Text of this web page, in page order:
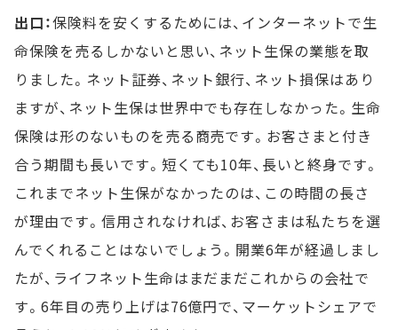
出口：保険料を安くするためには、インターネットで生
命保険を売るしかないと思い、ネット生保の業態を取
りました。ネット証券、ネット銀行、ネット損保はあり
ますが、ネット生保は世界中でも存在しなかった。生命
保険は形のないものを売る商売です。お客さまと付き
合う期間も長いです。短くても10年、長いと終身です。
これまでネット生保がなかったのは、この時間の長さ
が理由です。信用されなければ、お客さまは私たちを選
んでくれることはないでしょう。開業6年が経過しまし
たが、ライフネット生命はまだまだこれからの会社で
す。6年目の売り上げは76億円で、マーケットシェアで